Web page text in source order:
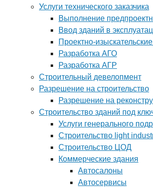
Услуги технического заказчика
Выполнение
Ввод зданий в
Проектно-
Разработка АГО
Разработка АГР
Строительный девелопмент
Разрешение на строительство
Разрешение на
Строительство зданий под
Услуги генерального
Строительство light
Строительство ЦОД
Коммерческие здания
Автосалоны
Автосервисы